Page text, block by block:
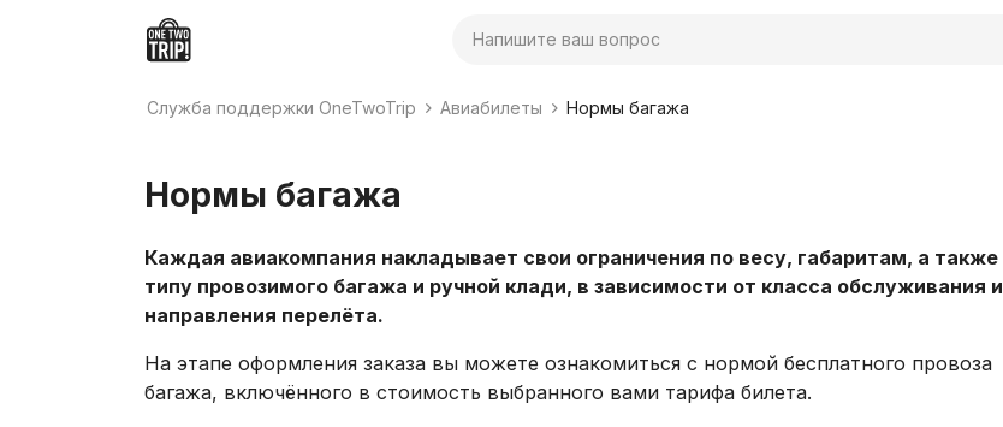
Поиск
Служба поддержки OneTwoTrip Авиабилеты Нормы багажа
Нормы багажа
Каждая авиакомпания накладывает свои ограничения по весу, габаритам, а также
типу провозимого багажа и ручной клади, в зависимости от класса обслуживания и
направления перелёта.
На этапе оформления заказа вы можете ознакомиться с нормой бесплатного провоза
багажа, включённого в стоимость выбранного вами тарифа билета.